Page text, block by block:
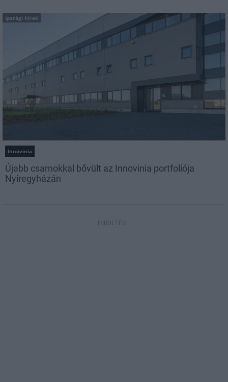
Iparági hírek
Innovinia
Újabb csarnokkal bővült az Innovinia portfoliója
Nyíregyházán
HIRDETÉS